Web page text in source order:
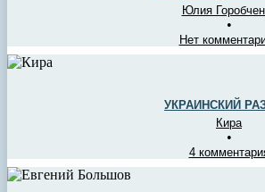
Юлия
•
Нет
УКРАИНСКИЙ
Кира
•
4